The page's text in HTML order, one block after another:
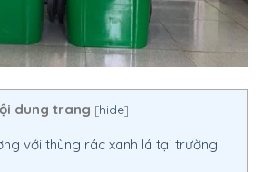
dung trang [hide]
với thùng rác xanh lá tại trường